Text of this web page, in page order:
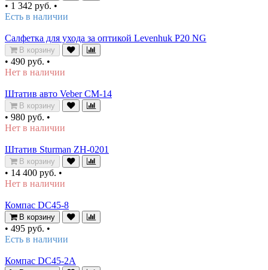
• 1 342 руб. •
Есть в наличии
Салфетка для ухода за оптикой Levenhuk P20 NG
В корзину
• 490 руб. •
Нет в наличии
Штатив авто Veber CM-14
В корзину
• 980 руб. •
Нет в наличии
Штатив Sturman ZH-0201
В корзину
• 14 400 руб. •
Нет в наличии
Компас DC45-8
В корзину
• 495 руб. •
Есть в наличии
Компас DC45-2A